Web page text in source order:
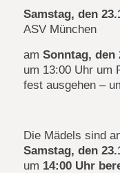
Samstag, den
ASV München
am Sonntag, den
um 13:00 Uhr um
fest ausgehen –
Die Mädels sind
Samstag, den
um 14:00 Uhr